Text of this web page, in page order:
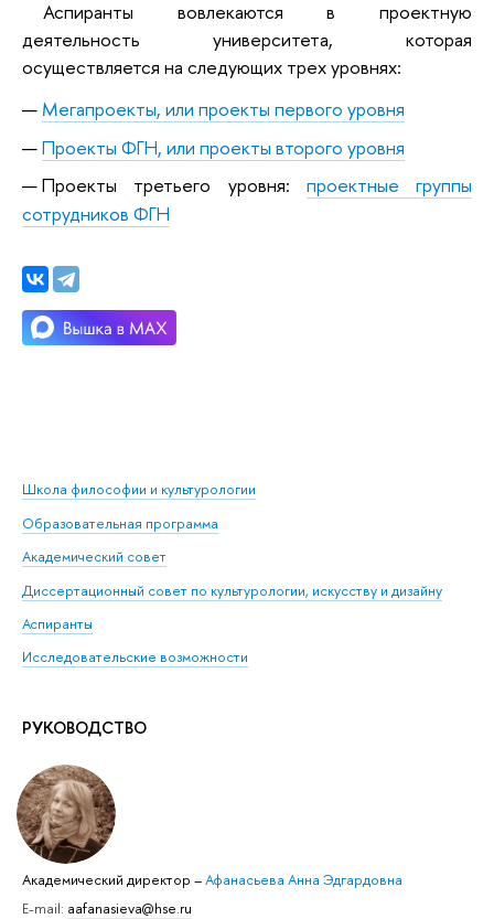
Школа философии и культурологии
Образовательная программа
Академический совет
Диссертационный совет по культурологии, искусству и дизайну
Аспиранты
Исследовательские возможности
РУКОВОДСТВО
Академический директор –Афанасьева Анна Эдгардовна
E-mail: aafanasieva@hse.ru
Аспиранты вовлекаются в проектную
деятельность университета, которая
осуществляется на следующих трех уровнях:
Мегапроекты, или проекты первого уровня
Проекты ФГН, или проекты второго уровня
Проекты третьего уровня: проектные группы
сотрудников ФГН